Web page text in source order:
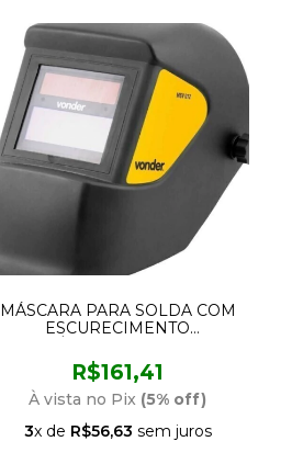
MÁSCARA PARA SOLDA COM
ESCURECIMENTO
MSV 012 70.76.012.012 VONDER
R$161,41
À vista no Pix (5% off)
3x de R$56,63 sem juros